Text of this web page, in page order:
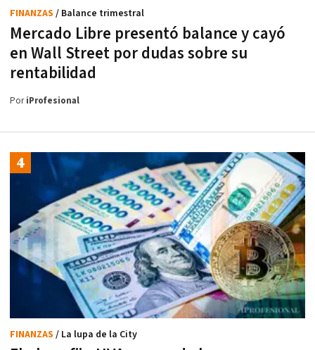
Mercado Libre presentó balance y cayó
en Wall Street por dudas sobre su
rentabilidad
FINANZAS / Balance trimestral
PoriProfesional
FINANZAS / La lupa de la City